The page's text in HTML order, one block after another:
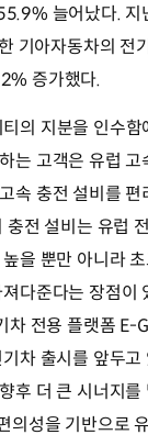
늘어났다. 지
기아자동차의 전
증가했다.
의 지분을 인수함
는 고객은 유럽 고
속 충전 설비를 편
전 설비는 유럽
을 뿐만 아니라
다준다는 장점이
전용 플랫폼 E-
차 출시를 앞두고
후 더 큰 시너지를
의성을 기반으로